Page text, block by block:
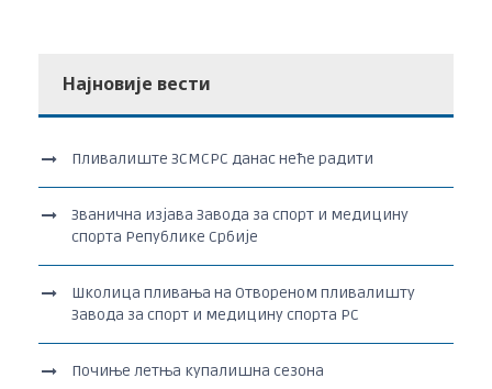
Најновије вести
Пливалиште ЗСМСРС данас неће радити
Званична изјава Завода за спорт и медицину
спорта Републике Србије
Школица пливања на Отвореном пливалишту
Завода за спорт и медицину спорта РС
Почиње летња купалишна сезона